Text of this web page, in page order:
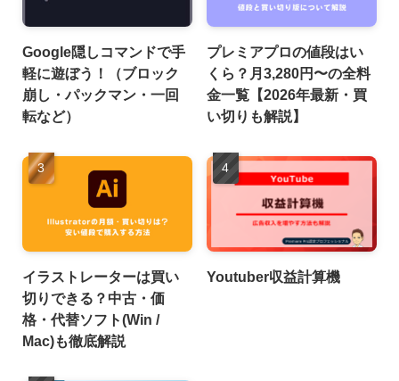
Google隠しコマンドで手
軽に遊ぼう！（ブロック
崩し・パックマン・一回
転など）
プレミアプロの値段はい
くら？月3,280円〜の全料
金一覧【2026年最新・買
い切りも解説】
イラストレーターは買い
切りできる？中古・価
格・代替ソフト(Win /
Mac)も徹底解説
Youtuber収益計算機